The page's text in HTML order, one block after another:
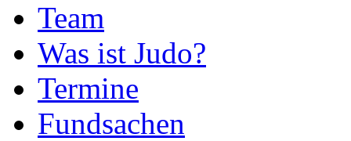
Team
Was ist Judo?
Termine
Fundsachen